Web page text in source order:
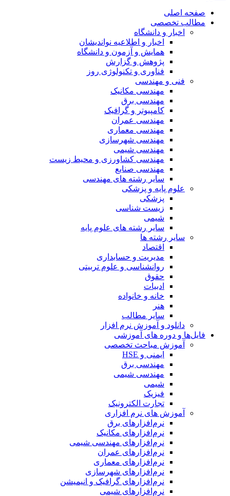
صفحه اصلی
مطالب تخصصی
اخبار و دانشگاه
اخبار و اطلاعیه نواندیشان
همایش و آزمون و دانشگاه
پژوهش و گزارش
فناوری و تکنولوژی روز
فنی و مهندسی
مهندسی مکانیک
مهندسی برق
کامپیوتر و گرافیک
مهندسی عمران
مهندسی معماری
مهندسی شهرسازی
مهندسی شیمی
مهندسی کشاورزی و محیط زیست
مهندسی صنایع
سایر رشته های مهندسی
علوم پایه و پزشکی
پزشکی
زیست شناسی
شیمی
سایر رشته های علوم پایه
سایر رشته ها
اقتصاد
مدیریت و حسابداری
روانشناسی و علوم تربیتی
حقوق
ادبیات
خانه و خانواده
هنر
سایر مطالب
دانلود و آموزش نرم افزار
فایل‌ها و دوره های آموزشی
آموزش مباحث تخصصی
ایمنی و HSE
مهندسی برق
مهندسی شیمی
شیمی
فیزیک
تجارت الکترونیک
آموزش های نرم افزاری
نرم‌افزارهای برق
نرم‌افزارهای مکانیک
نرم‌افزارهای مهندسی شیمی
نرم‌افزارهای عمران
نرم‌افزارهای معماری
نرم‌افزارهای شهرسازی
نرم‌افزارهای گرافیک و انیمیشن
نرم‌افزارهای شیمی